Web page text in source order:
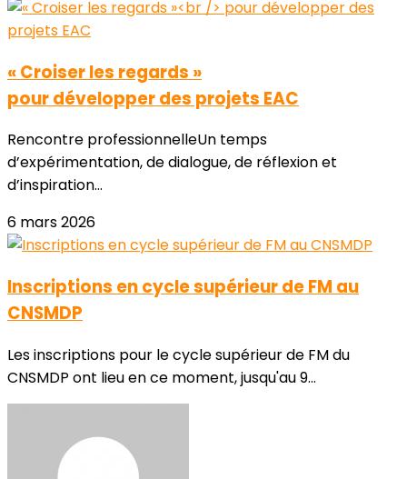
« Croiser les regards »
pour développer des projets EAC
Rencontre professionnelleUn temps
d’expérimentation, de dialogue, de réflexion et
d’inspiration...
6 mars 2026
Inscriptions en cycle supérieur de FM au
CNSMDP
Les inscriptions pour le cycle supérieur de FM du
CNSMDP ont lieu en ce moment, jusqu'au 9...